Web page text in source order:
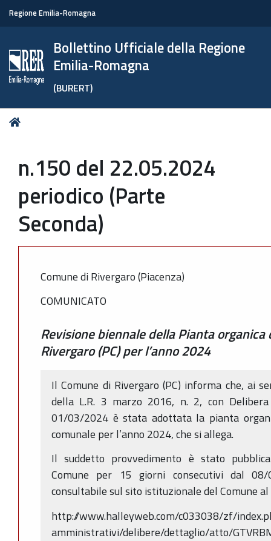
Regione Emilia-Romagna
Bollettino Ufficiale della Regione
Emilia-Romagna
(BURERT)
Tu
n.150 del 22.05.2024
periodico (Parte
Seconda)
Comune di Rivergaro (Piacenza)
COMUNICATO
Revisione biennale della Pianta
Rivergaro (PC) per l’anno 2024
Il Comune di Rivergaro (PC) informa che, ai
della L.R. 3 marzo 2016, n. 2, con
01/03/2024 è stata adottata la pianta
comunale per l’anno 2024, che si allega.
Il suddetto provvedimento è stato
Comune per 15 giorni consecutivi dal
consultabile sul sito istituzionale del Comune
http://www.halleyweb.com/c033038/zf/
amministrativi/delibere/dettaglio/atto/